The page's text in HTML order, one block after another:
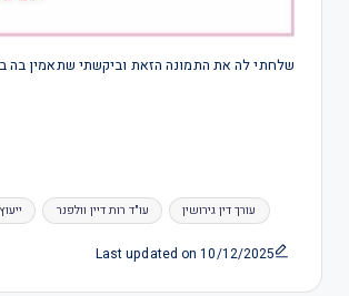
שלחתי לה את התמונה הזאת וביקשתי שתאמין בה
עו"ד רות דיין וולפנר עורך דין גירושין
Last updated on 10/12/2025